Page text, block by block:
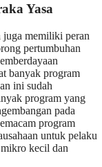
Yasa
juga memiliki peran
pertumbuhan
banyak program
ini sudah
program yang
pada
program
untuk pelaku
kecil dan